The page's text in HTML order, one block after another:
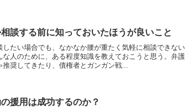
談する前に知っておいたほうが良いこと
たい場合でも、なかなか腰が重たく気軽に相談できない
人のために、ある程度知識を教えておこうと思う。弁護
奨してきたり、債権者とガンガン戦...
援用は成功するのか？